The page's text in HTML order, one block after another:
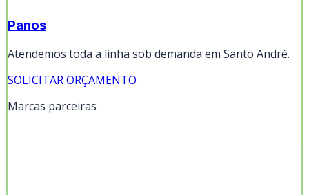
Panos
Atendemos toda a linha sob demanda em Santo André.
SOLICITAR ORÇAMENTO
Marcas parceiras